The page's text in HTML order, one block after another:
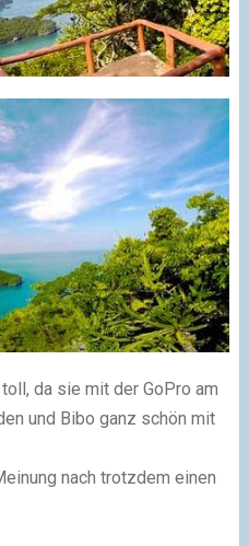
da sie mit der GoPro am
und Bibo ganz schön mit
nach trotzdem einen